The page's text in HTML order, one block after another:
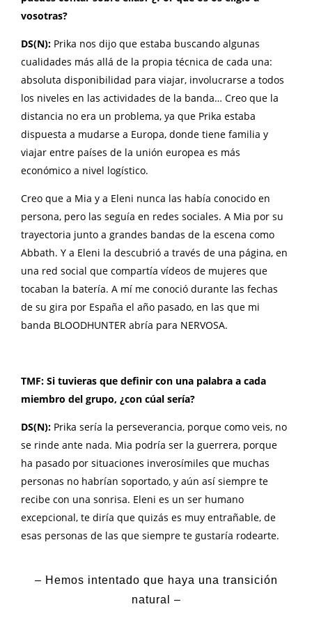
vosotras?
DS(N): Prika nos dijo que estaba buscando algunas
cualidades más allá de la propia técnica de cada una:
absoluta disponibilidad para viajar, involucrarse a todos
los niveles en las actividades de la banda… Creo que la
distancia no era un problema, ya que Prika estaba
dispuesta a mudarse a Europa, donde tiene familia y
viajar entre países de la unión europea es más
económico a nivel logístico.
Creo que a Mia y a Eleni nunca las había conocido en
persona, pero las seguía en redes sociales. A Mia por su
trayectoria junto a grandes bandas de la escena como
Abbath. Y a Eleni la descubrió a través de una página, en
una red social que compartía vídeos de mujeres que
tocaban la batería. A mí me conoció durante las fechas
de su gira por España el año pasado, en las que mi
banda BLOODHUNTER abría para NERVOSA.
TMF: Si tuvieras que definir con una palabra a cada
miembro del grupo, ¿con cúal sería?
DS(N): Prika sería la perseverancia, porque como veis, no
se rinde ante nada. Mia podría ser la guerrera, porque
ha pasado por situaciones inverosímiles que muchas
personas no habrían soportado, y aún así siempre te
recibe con una sonrisa. Eleni es un ser humano
excepcional, te diría que quizás es muy entrañable, de
esas personas de las que siempre te gustaría rodearte.
– Hemos intentado que haya una transición
natural –